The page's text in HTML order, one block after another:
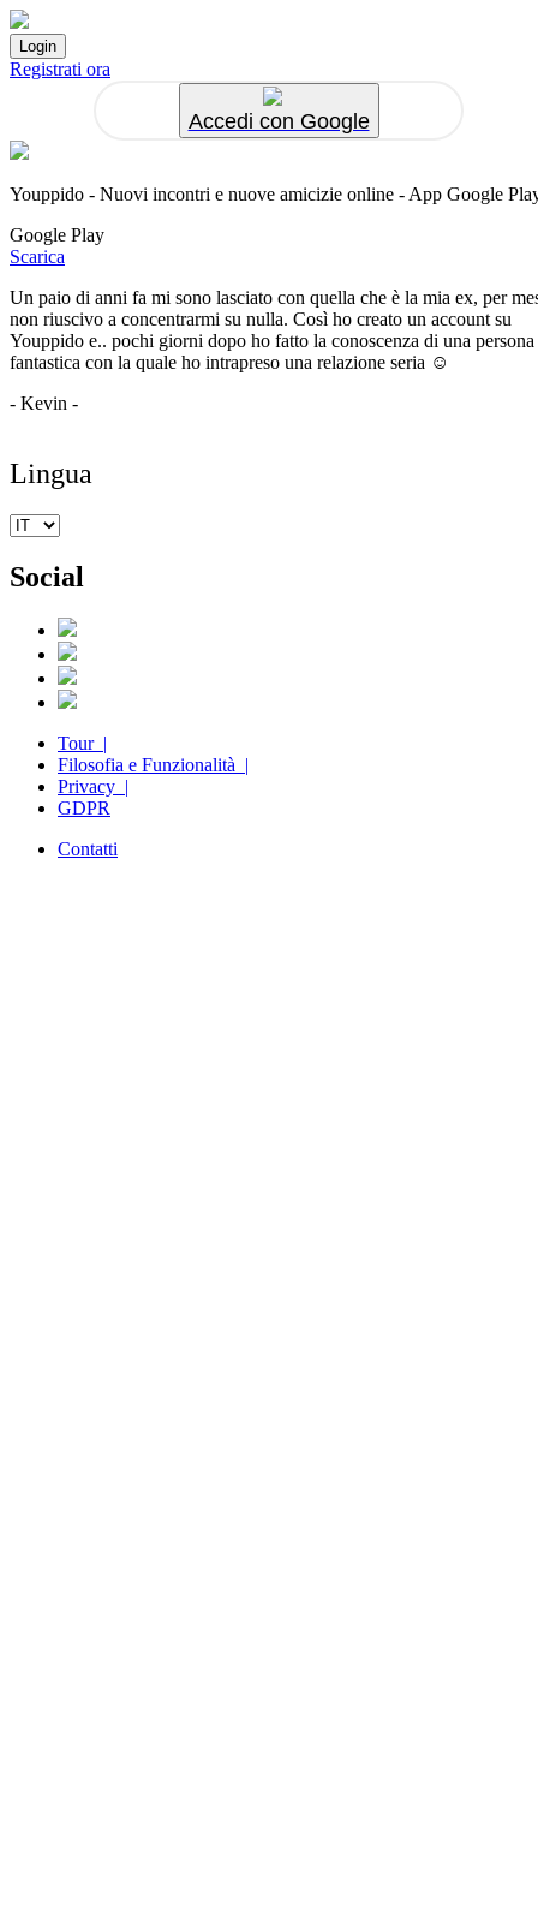
Registrati ora
Accedi con Google
Youppido - Nuovi incontri e nuove amicizie online - App Google
Google Play
Scarica
Un paio di anni fa mi sono lasciato con quella che è la mia ex, per
non riuscivo a concentrarmi su nulla. Così ho creato un account su
Youppido e.. pochi giorni dopo ho fatto la conoscenza di una persona
fantastica con la quale ho intrapreso una relazione seria ☺️
- Kevin -
Lingua
Social
Tour |
Filosofia e Funzionalità |
Privacy |
GDPR
Contatti